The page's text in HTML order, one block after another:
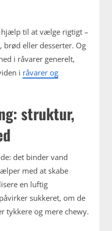
hjælp til at vælge rigtigt –
brød eller desserter. Og
i råvarer generelt,
i råvarer og
struktur,
det binder vand
med at skabe
en luftig
sukkeret, om de
tykkere og mere chewy.